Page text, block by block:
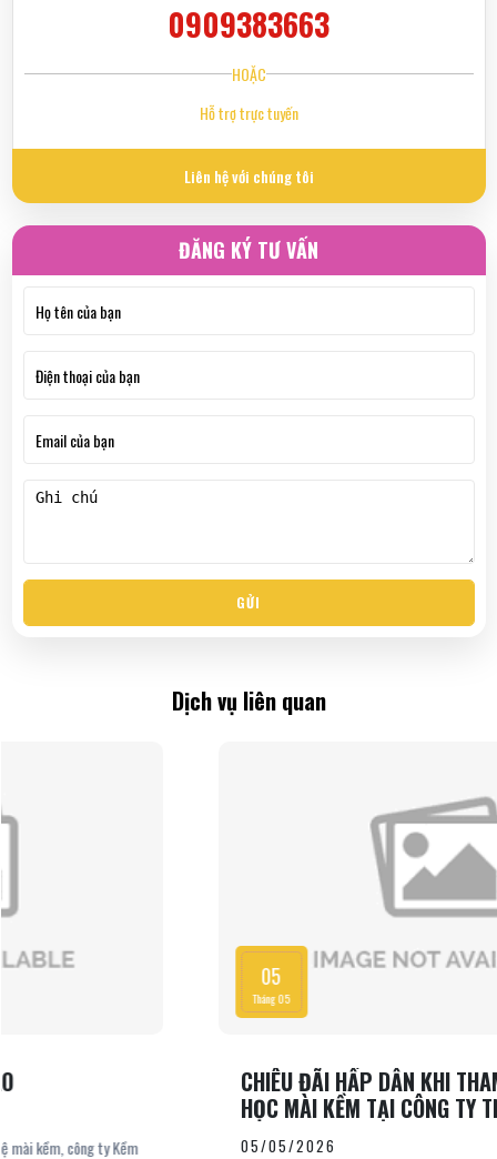
0909383663
HOẶC
Hỗ trợ trực tuyến
Liên hệ với chúng tôi
ĐĂNG KÝ TƯ VẤN
GỬI
Dịch vụ liên quan
05
CHIÊU ĐÃI HẤP DẪN KHI THAM GIA KHÓA
HỌC MÀI KỀM TẠI CÔNG TY TNHH PHƯƠNG
OANH
05/05/2026